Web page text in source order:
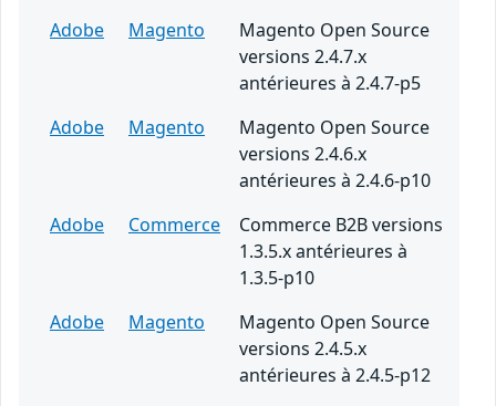
Adobe
Magento
Magento Open Source
versions 2.4.7.x
antérieures à 2.4.7-p5
Adobe
Magento
Magento Open Source
versions 2.4.6.x
antérieures à 2.4.6-p10
Adobe
Commerce
Commerce B2B versions
1.3.5.x antérieures à
1.3.5-p10
Adobe
Magento
Magento Open Source
versions 2.4.5.x
antérieures à 2.4.5-p12